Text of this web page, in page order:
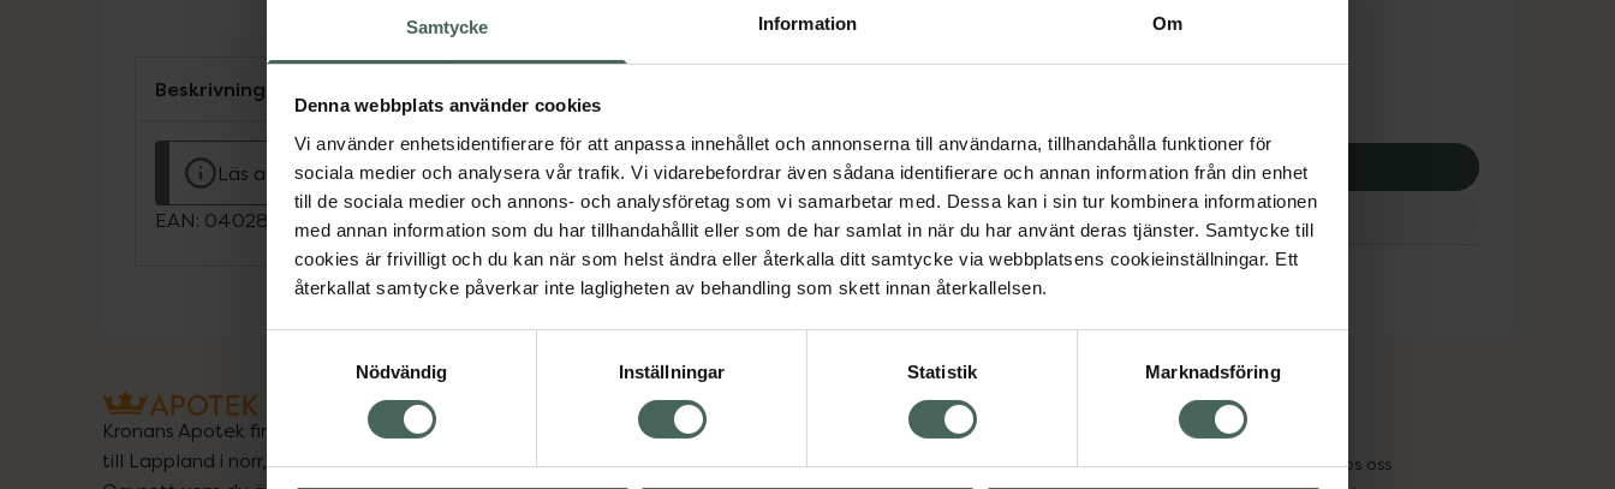
Samtycke Information Om
Denna webbplats använder cookies
Vi använder enhetsidentifierare för att anpassa innehållet och annonserna till användarna, tillhandahålla funktioner för
sociala medier och analysera vår trafik. Vi vidarebefordrar även sådana identifierare och annan information från din enhet
till de sociala medier och annons- och analysföretag som vi samarbetar med. Dessa kan i sin tur kombinera informationen
med annan information som du har tillhandahållit eller som de har samlat in när du har använt deras tjänster. Samtycke till
cookies är frivilligt och du kan när som helst ändra eller återkalla ditt samtycke via webbplatsens cookieinställningar. Ett
återkallat samtycke påverkar inte lagligheten av behandling som skett innan återkallelsen.
Nödvändig
Inställningar Statistik Marknadsföring
710,77 kr
Köp via ditt recept
Aktuella erbjudanden
Beskrivning
Läs alltid bipacksedeln innan användning.
EAN: 04028691567950
Kronans Apotek finns här för dig. Du hittar oss från Skåne i syd
till Lappland i norr, och online i mobilen och på datorn.
Vanliga frågor
Om recept och läkemedel
Högkostnadsskyddet
Jobba hos oss